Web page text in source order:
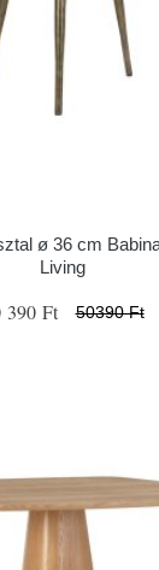
ø 36 cm
Living
390 Ft 50390 Ft